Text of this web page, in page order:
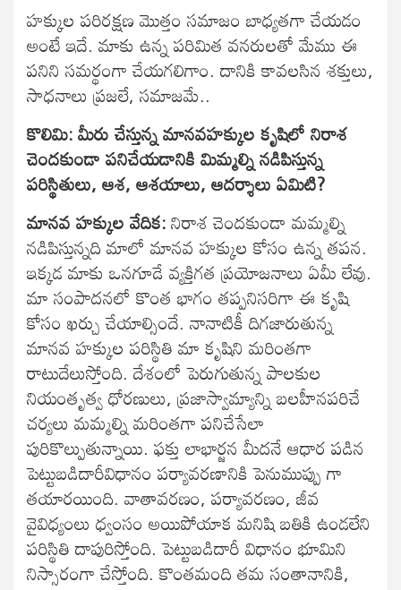
హక్కుల పరిరక్షణ మొత్తం సమాజం బాధ్యతగా చేయడం
అంటే ఇదే. మాకు ఉన్న పరిమిత వనరులతో మేము ఈ
పనిని సమర్థంగా చేయగలిగాం. దానికి కావలసిన శక్తులు,
సాధనాలు ప్రజలే, సమాజమే..
కొలిమి: మీరు చేస్తున్న మానవహక్కుల కృషిలో నిరాశ
చెందకుండా పనిచేయడానికి మిమ్మల్ని నడిపిస్తున్న
పరిస్థితులు, ఆశ, ఆశయాలు, ఆదర్శాలు ఏమిటి?
మానవ హక్కుల వేదిక:నిరాశ చెందకుండా మమ్మల్ని
నడిపిస్తున్నది మాలో మానవ హక్కుల కోసం ఉన్న తపన.
ఇక్కడ మాకు ఒనగూడే వ్యక్తిగత ప్రయోజనాలు ఏమీ లేవు.
మా సంపాదనలో కొంత భాగం తప్పనిసరిగా ఈ కృషి
కోసం ఖర్చు చేయాల్సిందే. నానాటికీ దిగజారుతున్న
మానవ హక్కుల పరిస్థితి మా కృషిని మరింతగా
రాటుదేలుస్తోంది. దేశంలో పెరుగుతున్న పాలకుల
నియంతృత్వ ధోరణులు, ప్రజాస్వామ్యాన్ని బలహీనపరిచే
చర్యలు మమ్మల్ని మరింతగా పనిచేసేలా
పురికొల్పుతున్నాయి. ఫక్తు లాభార్జన మీదనే ఆధార పడిన
పెట్టుబడిదారీవిధానం పర్యావరణానికి పెనుముప్పు గా
తయారయింది. వాతావరణం, పర్యావరణం, జీవ
వైవిధ్యంలు ధ్వంసం అయిపోయాక మనిషి బతికి ఉండలేని
పరిస్థితి దాపురిస్తోంది. పెట్టుబడిదారీ విధానం భూమిని
నిస్సారంగా చేస్తోంది. కొంతమంది తమ సంతానానికి,